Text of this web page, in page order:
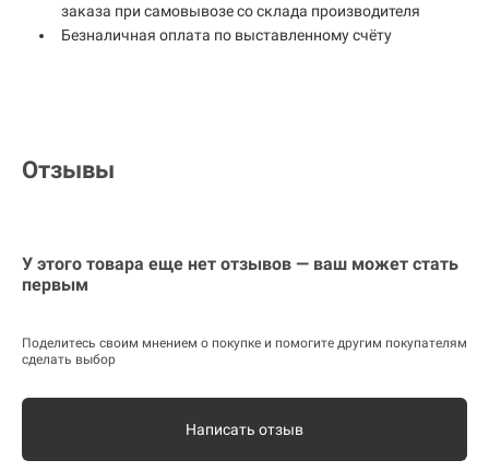
заказа при самовывозе со склада производителя
Безналичная оплата по выставленному счёту
Отзывы
У этого товара еще нет отзывов — ваш может стать
первым
Поделитесь своим мнением о покупке и помогите другим покупателям
сделать выбор
Написать отзыв